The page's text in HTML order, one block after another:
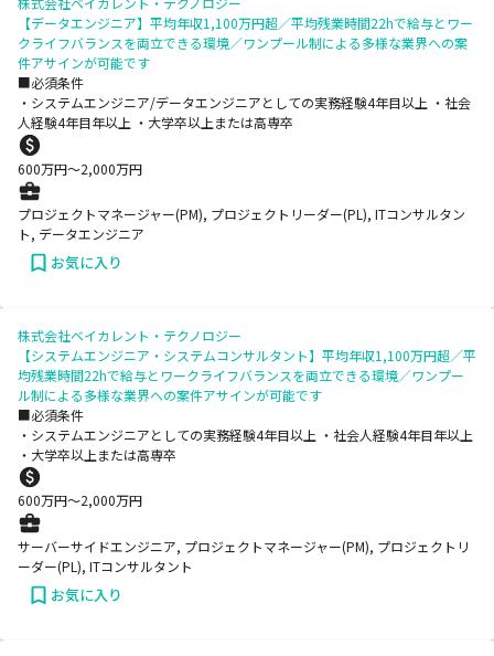
【データエンジニア】平均年収1,100万円超／平均残業時間22hで給与とワー
クライフバランスを両立できる環境／ワンプール制による多様な業界への案
件アサインが可能です
■必須条件
・システムエンジニア/データエンジニアとしての実務経験4年目以上 ・社会
人経験4年目年以上 ・大学卒以上または高専卒
600万円〜2,000万円
プロジェクトマネージャー(PM), プロジェクトリーダー(PL), ITコンサルタン
ト, データエンジニア
お気に入り
株式会社ベイカレント・テクノロジー
【システムエンジニア・システムコンサルタント】平均年収1,100万円超／平
均残業時間22hで給与とワークライフバランスを両立できる環境／ワンプー
ル制による多様な業界への案件アサインが可能です
■必須条件
・システムエンジニアとしての実務経験4年目以上 ・社会人経験4年目年以上
・大学卒以上または高専卒
600万円〜2,000万円
サーバーサイドエンジニア, プロジェクトマネージャー(PM), プロジェクトリ
ーダー(PL), ITコンサルタント
お気に入り